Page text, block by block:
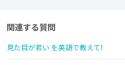
関連する質問
見た目が若い を英語で教えて!